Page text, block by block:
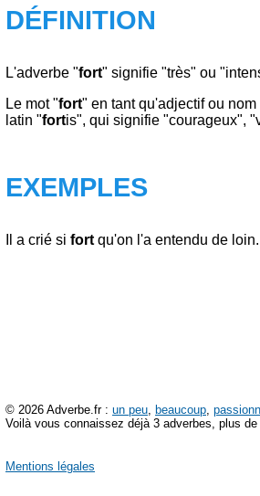
DÉFINITION
L'adverbe "fort" signifie "très" ou
Le mot "fort" en tant qu'adjectif ou
latin "fortis", qui signifie "courageux",
EXEMPLES
Il a crié si fort qu'on l'a entendu de loin.
© 2026 Adverbe.fr : un peu, beaucoup,
Voilà vous connaissez déjà 3 adverbes, plus
Mentions légales